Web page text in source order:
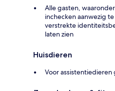
Alle gasten,
inchecken aanwezig
verstrekte
laten zien
Huisdieren
Voor